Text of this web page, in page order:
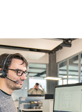
version
Don't show this message